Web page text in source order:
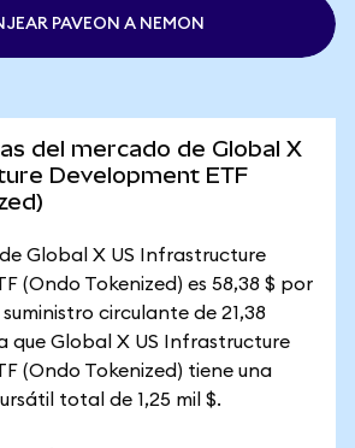
PAVEON A NEMON
del mercado de Global X
Development ETF
Global X US Infrastructure
(Ondo Tokenized) es 58,38 $ por
suministro circulante de 21,38
que Global X US Infrastructure
(Ondo Tokenized) tiene una
total de 1,25 mil $.